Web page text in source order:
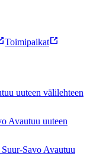
Toimipaikat
uuteen välilehteen
Avautuu uuteen
Savo Avautuu